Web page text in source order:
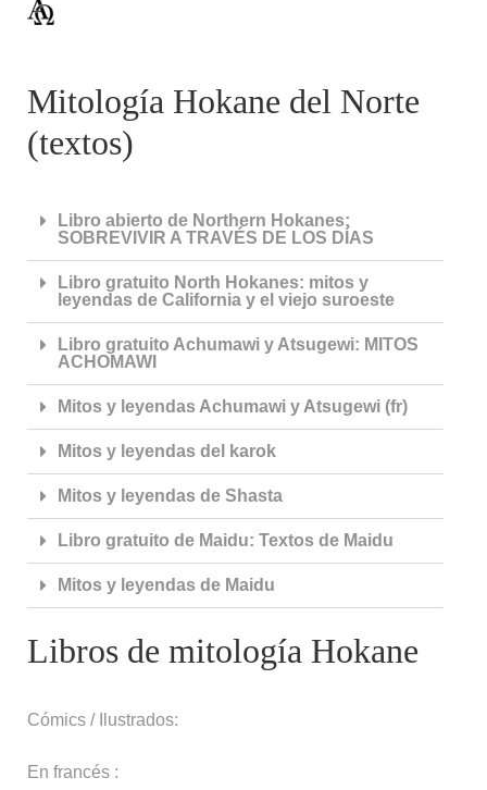
Mitología Hokane del Norte
(textos)
Libro abierto de Northern Hokanes:
SOBREVIVIR A TRAVÉS DE LOS DÍAS
Libro gratuito North Hokanes: mitos y
leyendas de California y el viejo suroeste
Libro gratuito Achumawi y Atsugewi: MITOS
ACHOMAWI
Mitos y leyendas Achumawi y Atsugewi (fr)
Mitos y leyendas del karok
Mitos y leyendas de Shasta
Libro gratuito de Maidu: Textos de Maidu
Mitos y leyendas de Maidu
Libros de mitología Hokane
Cómics / Ilustrados:
En francés :